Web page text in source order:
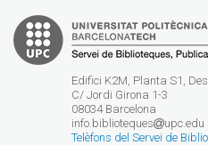
Edifici K2M, Planta S1,
C/ Jordi Girona 1-3
08034 Barcelona
info.biblioteques
upc.edu
Telèfons del Servei de